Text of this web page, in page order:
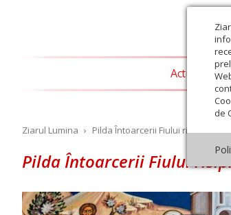
de
Actualitate
Ziarul Lumina › Pilda Întoarcerii Fiului risipitor
Pilda Întoarcerii Fiului